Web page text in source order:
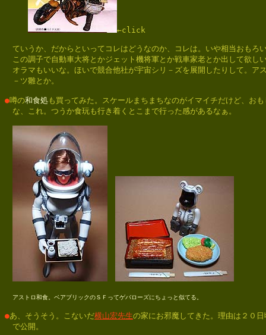
←click
ていうか、だからといってコレはどうなのか、コレは。いや相当おもろ
この調子で自動車大将とかジェット機将軍とか戦車家老とか出して欲し
オラマもいいな。ほいで競合他社が宇宙シリ－ズを展開したりして。ア
－ツ雛とか。
●噂の和食処も買ってみた。スケールまちまちなのがイマイチだけど、お
な、これ。つうか食玩も行き着くとこまで行った感があるなぁ。
アストロ和食。ベアブリックのＳＦってゲバローズにちょっと似てる。
●あ、そうそう。こないだ横山宏先生の家にお邪魔してきた。理由は２０日
で公開。